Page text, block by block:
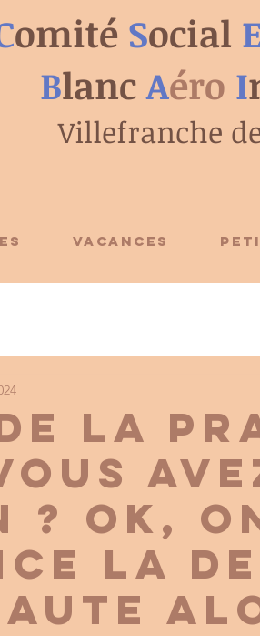
omité Social
Blanc Aéro I
Villefranche
VACANCES
LA
? OK,
LA